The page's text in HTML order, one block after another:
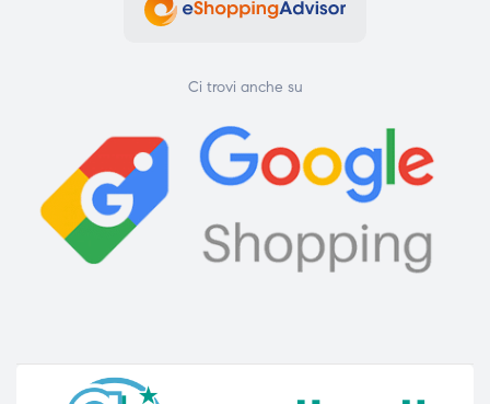
Ci trovi anche su